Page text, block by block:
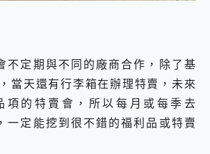
不定期與不同的廠商合作，除了基
當天還有行李箱在辦理特賣，未來
項的特賣會，所以每月或每季去
一定能挖到很不錯的福利品或特賣